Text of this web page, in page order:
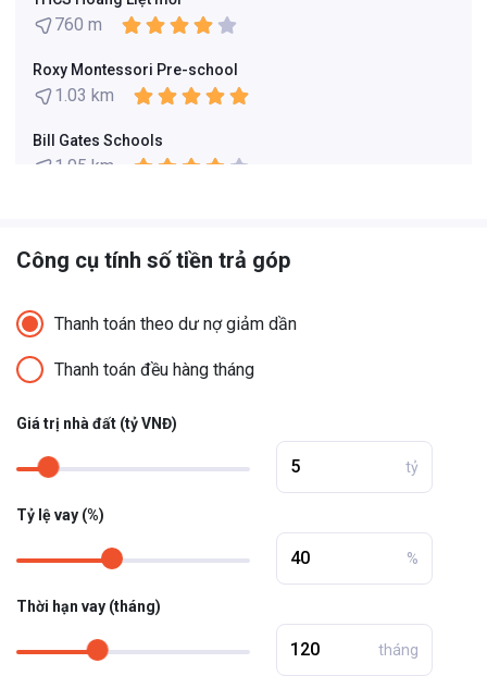
760 m
Roxy Montessori Pre-school
1.03 km
Bill Gates Schools
1.05 km
1.71 km
Công cụ tính số tiền trả góp
Thanh toán theo dư nợ giảm dần
Thanh toán đều hàng tháng
Giá trị nhà đất (tỷ VNĐ)
tỷ
Tỷ lệ vay (%)
%
Thời hạn vay (tháng)
tháng